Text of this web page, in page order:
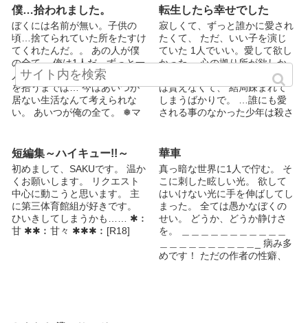
に聖もまた恋愛ではないもの
の、彩都が特別な存在になって
いく。そこへＫ学園を震撼させ
たあの事件が起きる。メインス
トーリー【絆編】3章の裏側
と、そこから始まる二人の幸せ
の形。 まるでラブラブの恋人
同士みたいな、セフレ関係の二
人の顛末。見方によっては
って一難。セフレから恋人への
昇格を願って自分から行動を起
こそうとした彩都であったが、
聖を取り巻く彼らは一風変わっ
た人たちばかりで⁈切なさその
ままに、ラブコメ要素を取り入
れた第二部。時々、別視点がエ
ピソードのおまけで入ります。
甘々ではありません。あっとい
う間に甘くなりはしません。
私のない語彙力で出来得る限り
の鬼畜を目指したいと思いま
す……けど個人的に萌えが足り
ないのはやりません。って当た
り前か(笑) 伊勢谷 翔(いせや か
ける) 171cm19歳 赤城 誓也(あ
かぎ せいや) 182cm24歳 一ノ
瀬 修斗(いちのせ しゅうと)
僕…拾われました。
ぼくには名前が無い。子供の
頃…捨てられていた所をたすけ
てくれたんだ。。 あの人が僕
の全て。 俺は1人だ。ずっと一
人でいると思ってた。 あいつ
を拾うまでは… 今はあいつが
居ない生活なんて考えられな
い。 あいつが俺の全て。 ❅マ
な！くらいの気持ちなので、ぜ
ひ楽しんでいってくださいな〜
( "´༥`" )
転生したら幸せでした
寂しくて、ずっと誰かに愛され
たくて、 ただ、いい子を演じ
ていた 1人でいい。愛して欲し
かった、 心の拠り所が欲しか
った けれど、誰からも愛して
は貰えなくて、 結局疎まれて
しまうばかりで。 …誰にも愛
される事のなかった少年は殺さ
されずして殺され、『転生』し
た少年 転生後…前世の分まで
愛される。 容姿端麗、頭脳明
晰、運動神経抜群。 それに加
えて、性格は天使ときた、これ
は愛さずにはいられない…！
前世の努力が今世で報われる…
『転生したら幸せでした』 悩
み苦しみ支え合う、トロトロ
甘々ストーリー 【溺愛/近親相
短編集～ハイキュー!!～
初めまして、SAKUです。 温か
くお願いします。 リクエスト
中心に動こうと思います。 主
に第三体育館組が好きです。
ひいきしてしまうかも…… ✱︰
甘 ✱✱︰甘々 ✱✱✱︰[R18]
華車
真っ暗な世界に1人で佇む。 そ
こに刺した眩しい光。 欲して
はいけない光に手を伸ばしてし
まった。 全ては愚かなぼくの
せい。 どうか、どうか静けさ
を。 ＿＿＿＿＿＿＿＿＿＿＿
＿＿＿＿＿＿＿＿＿＿_ 病み多
めです！ ただの作者の性癖、